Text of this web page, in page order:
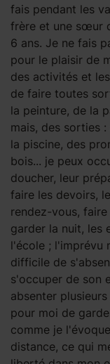
fais pendant les
frère et une sœur
6 ans. Je ne fais
pour le plaisir de
des activités et
de faire toutes
la peinture, de la
mais, des sorties
la piscine, des
bois... je peux
doucher, leur
faire les devoirs,
rendez-vous,
garder la nuit, les
l'école ; l'imprévu
difficile de
s'occuper de son
absenter
pour moi de
comme je
distance, ce qui